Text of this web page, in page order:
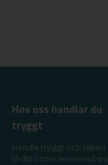
Hos oss handlar du
tryggt
Handla tryggt och säkert
få din order levererad